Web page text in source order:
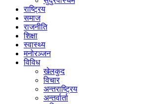
राष्ट्रिय
समाज
राजनीति
शिक्षा
स्वास्थ्य
मनोरञ्जन
विविध
खेलकुद
विचार
अन्तराष्ट्रिय
अन्तर्वार्ता